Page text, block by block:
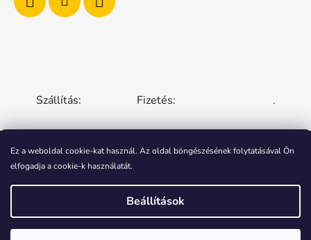
Ez a weboldal cookie-kat használ. Az oldal böngészésének folytatásával Ön
elfogadja a cookie-k használatát.
Beállítások
Szállítás: Fizetés: .
CZECH REPUBLIC
ROMANIA
POLAND EUROPEAN UNION
Shoptet készítette